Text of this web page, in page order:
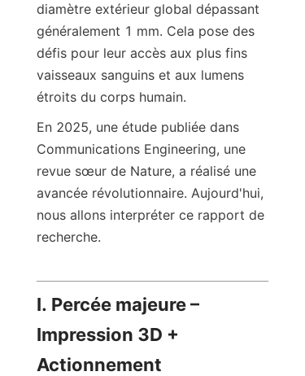
diamètre extérieur global dépassant
généralement 1 mm. Cela pose des
défis pour leur accès aux plus fins
vaisseaux sanguins et aux lumens
étroits du corps humain.
En 2025, une étude publiée dans
Communications Engineering, une
revue sœur de Nature, a réalisé une
avancée révolutionnaire. Aujourd'hui,
nous allons interpréter ce rapport de
recherche.
I. Percée majeure –
Impression 3D +
Actionnement